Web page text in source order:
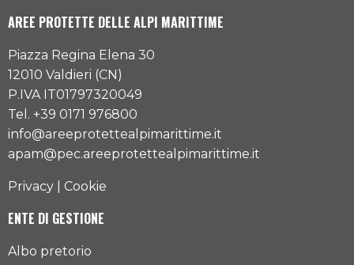
AREE PROTETTE DELLE ALPI MARITTIME
Piazza Regina Elena 30
12010 Valdieri (CN)
P.IVA IT01797320049
Tel. +39 0171 976800
info@areeprotettealpimarittime.it
apam@pec.areeprotettealpimarittime.it
Privacy Cookie
ENTE DI GESTIONE
Albo pretorio